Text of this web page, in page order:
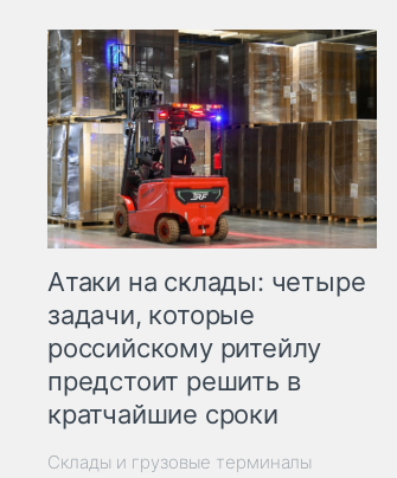
Атаки на склады: четыре
задачи, которые
российскому ритейлу
предстоит решить в
кратчайшие сроки
Склады и грузовые терминалы